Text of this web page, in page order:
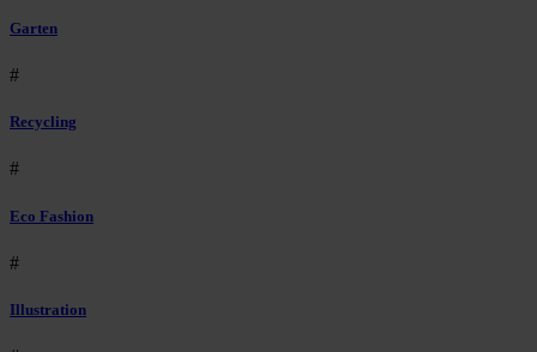
Garten
#
Recycling
#
Eco Fashion
#
Illustration